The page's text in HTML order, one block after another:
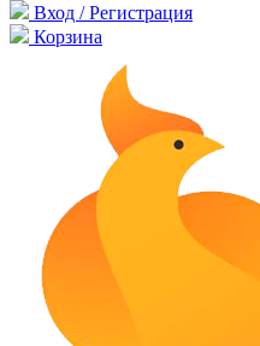
Вход / Регистрация
Корзина